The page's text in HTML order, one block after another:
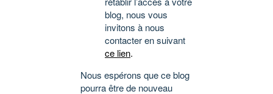
blog, nous vous
invitons à nous
contacter en suivant
ce lien.
Nous espérons que ce blog
pourra être de nouveau